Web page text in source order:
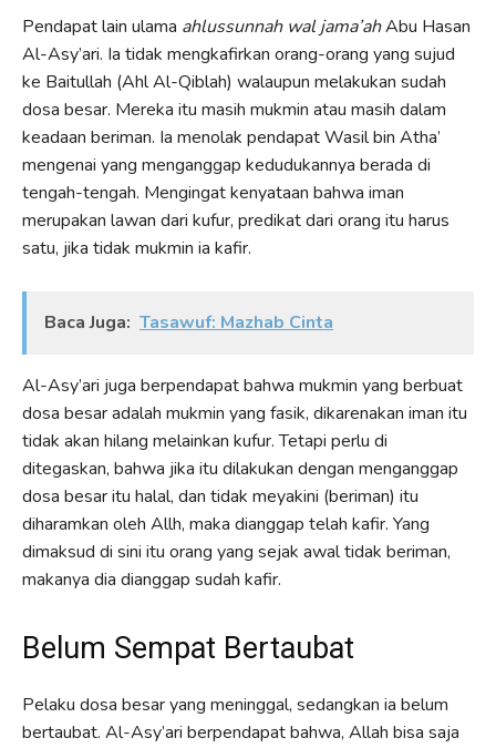
Pendapat lain ulama ahlussunnah wal jama’ahAbu Hasan
Al-Asy’ari. Ia tidak mengkafirkan orang-orang yang sujud
ke Baitullah (Ahl Al-Qiblah) walaupun melakukan sudah
dosa besar. Mereka itu masih mukmin atau masih dalam
keadaan beriman. Ia menolak pendapat Wasil bin Atha’
mengenai yang menganggap kedudukannya berada di
tengah-tengah. Mengingat kenyataan bahwa iman
merupakan lawan dari kufur, predikat dari orang itu harus
satu, jika tidak mukmin ia kafir.
Baca Juga: Tasawuf: Mazhab Cinta
Al-Asy’ari juga berpendapat bahwa mukmin yang berbuat
dosa besar adalah mukmin yang fasik, dikarenakan iman itu
tidak akan hilang melainkan kufur. Tetapi perlu di
ditegaskan, bahwa jika itu dilakukan dengan menganggap
dosa besar itu halal, dan tidak meyakini (beriman) itu
diharamkan oleh Allh, maka dianggap telah kafir. Yang
dimaksud di sini itu orang yang sejak awal tidak beriman,
makanya dia dianggap sudah kafir.
Belum Sempat Bertaubat
Pelaku dosa besar yang meninggal, sedangkan ia belum
bertaubat. Al-Asy’ari berpendapat bahwa, Allah bisa saja